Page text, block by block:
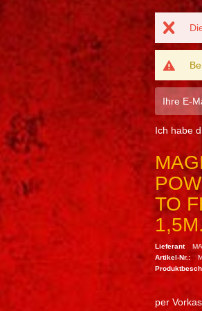
Ich habe
TO
Lieferant
Artikel-Nr.:
per